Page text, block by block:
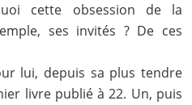
cette obsession de la
ses invités ? De ces
lui, depuis sa plus tendre
livre publié à 22. Un, puis